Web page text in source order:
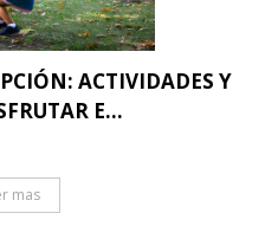
ACTIVIDADES Y
E...
mas